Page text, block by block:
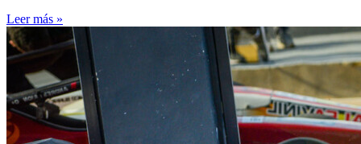
Leer más »